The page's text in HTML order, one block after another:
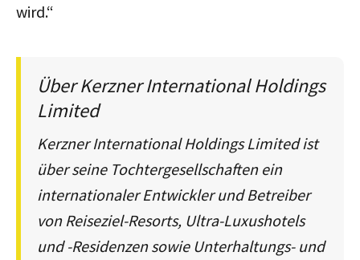
wird.“
Über Kerzner International Holdings
Limited
Kerzner International Holdings Limited ist
über seine Tochtergesellschaften ein
internationaler Entwickler und Betreiber
von Reiseziel-Resorts, Ultra-Luxushotels
und -Residenzen sowie Unterhaltungs- und